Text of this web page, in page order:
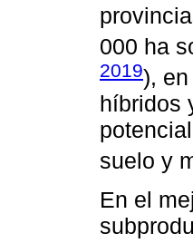
000 ha
2019),
híbridos
suelo y
En el